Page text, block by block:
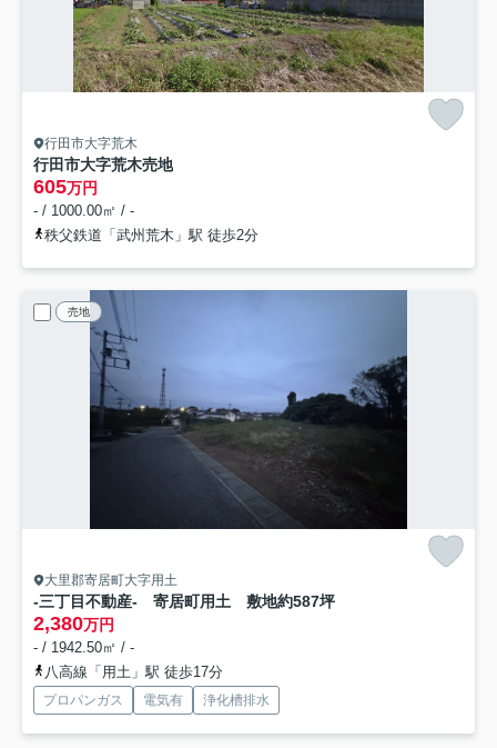
行田市大字荒木
行田市大字荒木売地
605万円
- / 1000.00㎡ / -
秩父鉄道「武州荒木」駅 徒歩2分
売地
大里郡寄居町大字用土
-三丁目不動産- 寄居町用土 敷地約587坪
2,380万円
- / 1942.50㎡ / -
八高線「用土」駅 徒歩17分
プロパンガス 電気有 浄化槽排水